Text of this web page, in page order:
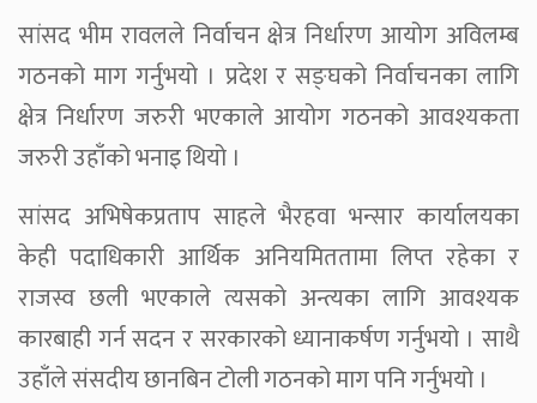
सांसद भीम रावलले निर्वाचन क्षेत्र निर्धारण आयोग अविलम्ब
गठनको माग गर्नुभयो । प्रदेश र सङ्घको निर्वाचनका लागि
क्षेत्र निर्धारण जरुरी भएकाले आयोग गठनको आवश्यकता
जरुरी उहाँको भनाइ थियो ।
सांसद अभिषेकप्रताप साहले भैरहवा भन्सार कार्यालयका
केही पदाधिकारी आर्थिक अनियमिततामा लिप्त रहेका र
राजस्व छली भएकाले त्यसको अन्त्यका लागि आवश्यक
कारबाही गर्न सदन र सरकारको ध्यानाकर्षण गर्नुभयो । साथै
उहाँले संसदीय छानबिन टोली गठनको माग पनि गर्नुभयो ।